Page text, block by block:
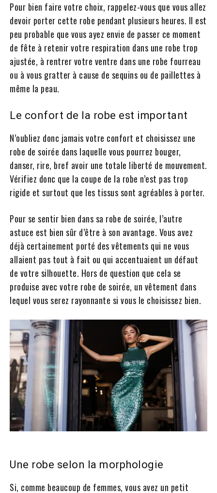
Pour bien faire votre choix, rappelez-vous que vous allez
devoir porter cette robe pendant plusieurs heures. Il est
peu probable que vous ayez envie de passer ce moment
de fête à retenir votre respiration dans une robe trop
ajustée, à rentrer votre ventre dans une robe fourreau
ou à vous gratter à cause de sequins ou de paillettes à
même la peau.
Le confort de la robe est important
N’oubliez donc jamais votre confort et choisissez une
robe de soirée dans laquelle vous pourrez bouger,
danser, rire, bref avoir une totale liberté de mouvement.
Vérifiez donc que la coupe de la robe n’est pas trop
rigide et surtout que les tissus sont agréables à porter.
Pour se sentir bien dans sa robe de soirée, l’autre
astuce est bien sûr d’être à son avantage. Vous avez
déjà certainement porté des vêtements qui ne vous
allaient pas tout à fait ou qui accentuaient un défaut
de votre silhouette. Hors de question que cela se
produise avec votre robe de soirée, un vêtement dans
lequel vous serez rayonnante si vous le choisissez bien.
Une robe selon la morphologie
Si, comme beaucoup de femmes, vous avez un petit